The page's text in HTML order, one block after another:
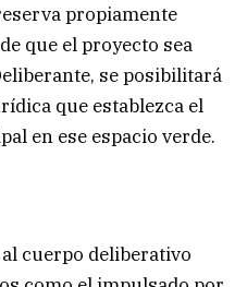
propiamente
que el proyecto sea
se posibilitará
que establezca el
en ese espacio verde.
cuerpo deliberativo